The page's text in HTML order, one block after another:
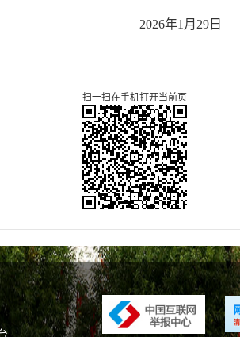
2026年1 月 29 日
扫一扫在手机打开当前页